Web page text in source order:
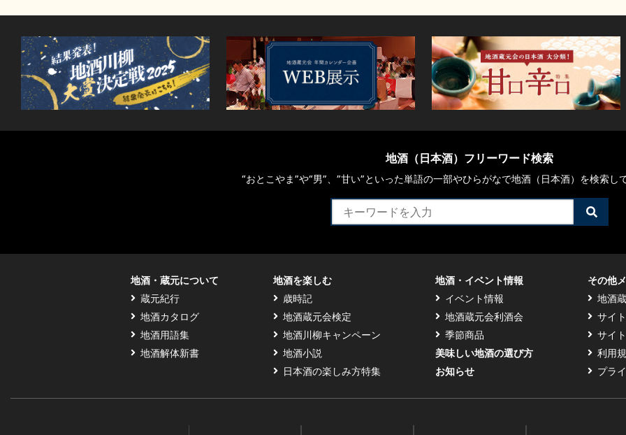
地酒（日本酒）フリーワード検索
“おとこやま”や“男”、”甘い”といった単語の一部やひらがなで地酒（日本酒）を検索し
検
索
地酒・蔵元について
蔵元紀行
地酒カタログ
地酒用語集
地酒解体新書
地酒を楽しむ
歳時記
地酒蔵元会検定
地酒川柳キャンペーン
地酒小説
日本酒の楽しみ方特集
地酒・イベント情報
イベント情報
地酒蔵元会利酒会
季節商品
美味しい地酒の選び方
お知らせ
その他
地酒
サイ
サイ
利用
プラ